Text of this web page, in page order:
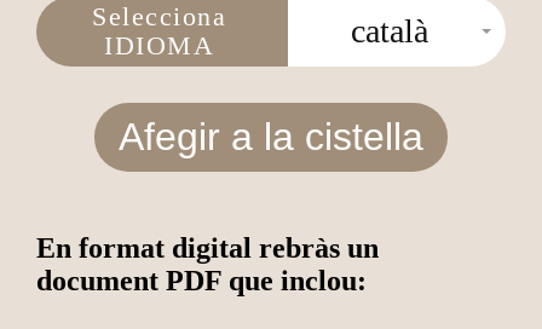
En format digital rebràs un
document PDF que inclou:
Selecciona
IDIOMA
català
Afegir a la cistella